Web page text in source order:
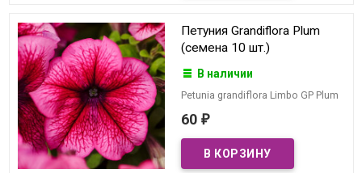
Петуния Grandiflora Plum
(семена 10 шт.)
В наличии
Petunia grandiflora Limbo GP Plum
60 ₽